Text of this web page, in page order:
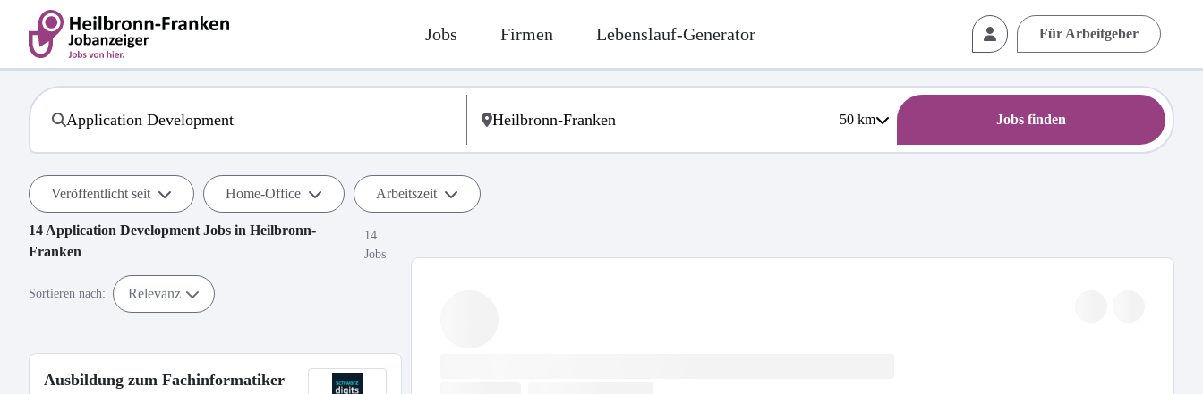
Jobs Firmen Lebenslauf-Generator Für Arbeitgeber
50km Jobs finden
Veröffentlicht seit Home-Office Arbeitszeit
14 Application Development Jobs in Heilbronn-
Franken
14
Jobs
Sortieren nach: Relevanz
Ausbildung zum Fachinformatiker